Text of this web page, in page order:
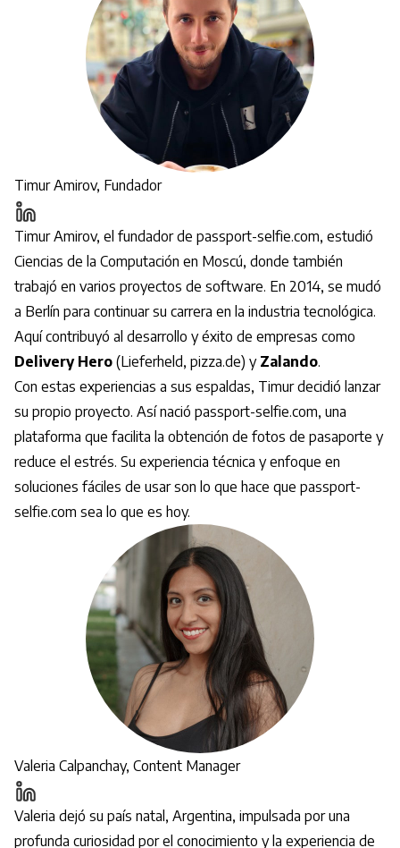
Timur Amirov, Fundador
Timur Amirov, el fundador de passport-selfie.com, estudió
Ciencias de la Computación en Moscú, donde también
trabajó en varios proyectos de software. En 2014, se mudó
a Berlín para continuar su carrera en la industria tecnológica.
Aquí contribuyó al desarrollo y éxito de empresas como
Delivery Hero (Lieferheld, pizza.de) y Zalando.
Con estas experiencias a sus espaldas, Timur decidió lanzar
su propio proyecto. Así nació passport-selfie.com, una
plataforma que facilita la obtención de fotos de pasaporte y
reduce el estrés. Su experiencia técnica y enfoque en
soluciones fáciles de usar son lo que hace que passport-
selfie.com sea lo que es hoy.
Valeria Calpanchay, Content Manager
Valeria dejó su país natal, Argentina, impulsada por una
profunda curiosidad por el conocimiento y la experiencia de